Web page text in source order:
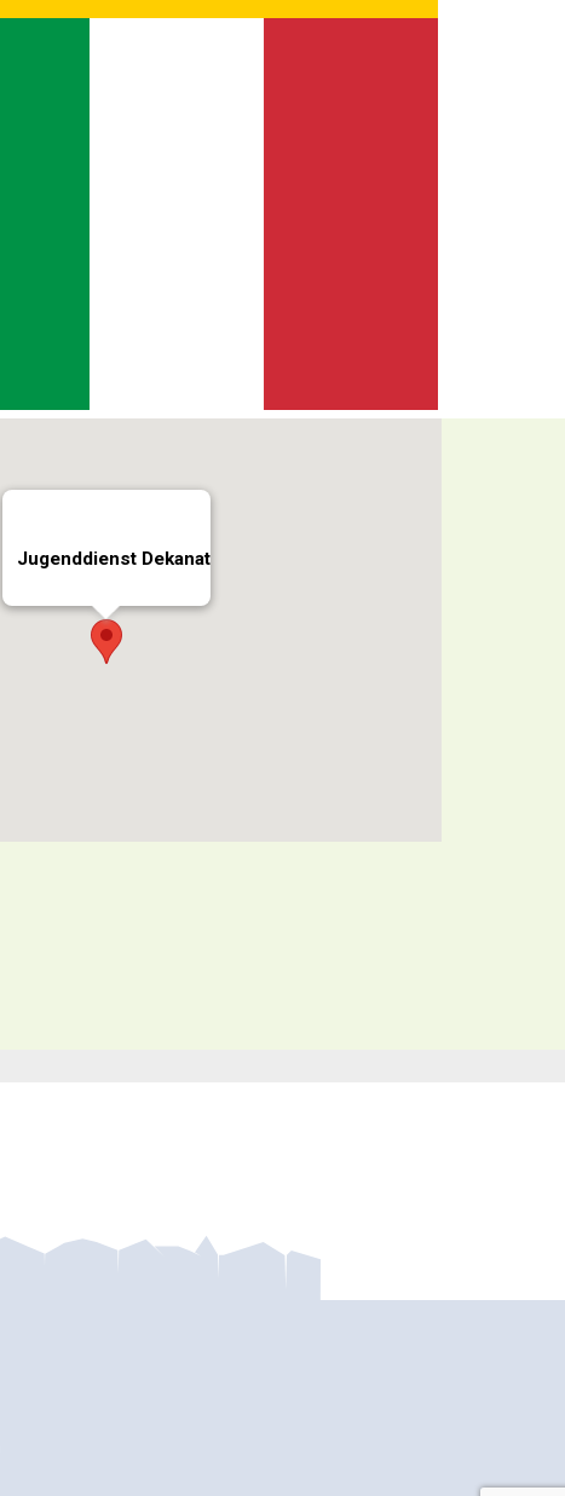
Jugenddienst Dekanat